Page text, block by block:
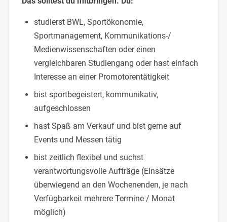
studierst BWL, Sportökonomie,
Sportmanagement, Kommunikations-/
Medienwissenschaften oder einen
vergleichbaren Studiengang oder hast einfach
Interesse an einer Promotorentätigkeit
bist sportbegeistert, kommunikativ,
aufgeschlossen
hast Spaß am Verkauf und bist gerne auf
Events und Messen tätig
bist zeitlich flexibel und suchst
verantwortungsvolle Aufträge (Einsätze
überwiegend an den Wochenenden, je nach
Verfügbarkeit mehrere Termine / Monat
möglich)